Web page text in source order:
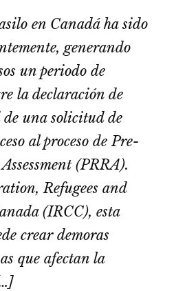
en Canadá ha sido
generando
un periodo de
la declaración de
una solicitud de
al proceso de Pre-
(PRRA).
Refugees and
(IRCC), esta
crear demoras
que afectan la